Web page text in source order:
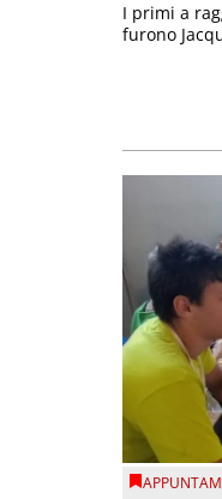
I primi a
furono